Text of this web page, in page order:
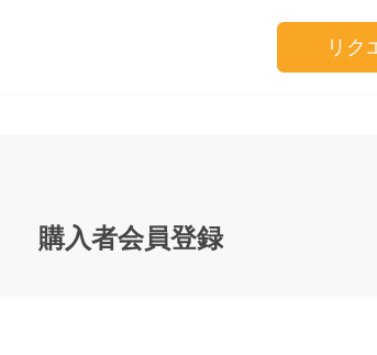
リク
購入者会員登録